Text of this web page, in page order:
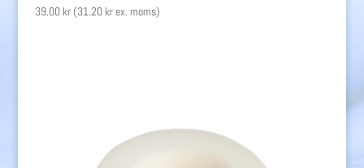
39.00 kr (31.20 krex. moms)